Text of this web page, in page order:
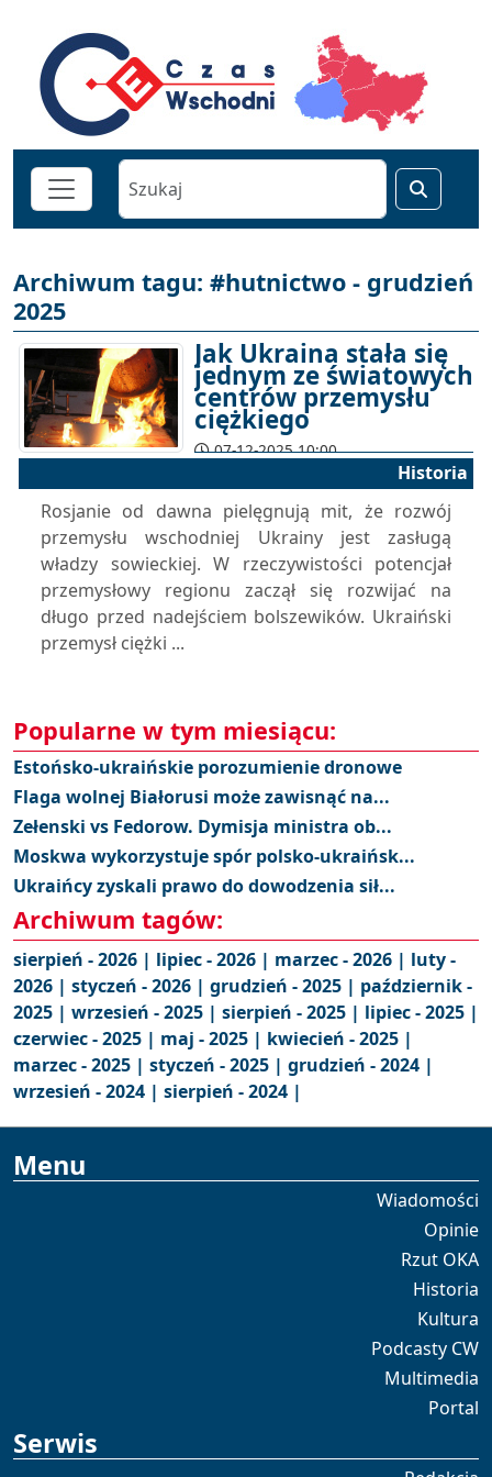
Archiwum tagu: #hutnictwo - grudzień
2025
Jak Ukraina stała się
jednym ze światowych
centrów przemysłu
ciężkiego
07-12-2025 10:00
Historia
Rosjanie od dawna pielęgnują mit, że rozwój
przemysłu wschodniej Ukrainy jest zasługą
władzy sowieckiej. W rzeczywistości potencjał
przemysłowy regionu zaczął się rozwijać na
długo przed nadejściem bolszewików. Ukraiński
przemysł ciężki ...
Popularne w tym miesiącu:
Estońsko-ukraińskie porozumienie dronowe
Flaga wolnej Białorusi może zawisnąć na...
Zełenski vs Fedorow. Dymisja ministra ob...
Moskwa wykorzystuje spór polsko-ukraińsk...
Ukraińcy zyskali prawo do dowodzenia sił...
Archiwum tagów:
sierpień - 2026 | lipiec - 2026 | marzec - 2026 | luty -
2026 | styczeń - 2026 | grudzień - 2025 | październik -
2025 | wrzesień - 2025 | sierpień - 2025 | lipiec - 2025 |
czerwiec - 2025 | maj - 2025 | kwiecień - 2025 |
marzec - 2025 | styczeń - 2025 | grudzień - 2024 |
wrzesień - 2024 | sierpień - 2024 |
Menu
Wiadomości
Opinie
Rzut OKA
Historia
Kultura
Podcasty CW
Multimedia
Portal
Serwis